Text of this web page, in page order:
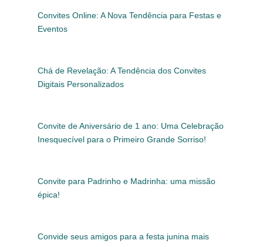
Convites Online: A Nova Tendência para Festas e
Eventos
Chá de Revelação: A Tendência dos Convites
Digitais Personalizados
Convite de Aniversário de 1 ano: Uma Celebração
Inesquecível para o Primeiro Grande Sorriso!
Convite para Padrinho e Madrinha: uma missão
épica!
Convide seus amigos para a festa junina mais